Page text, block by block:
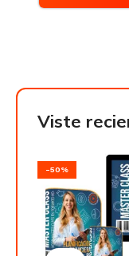
Viste
-50%